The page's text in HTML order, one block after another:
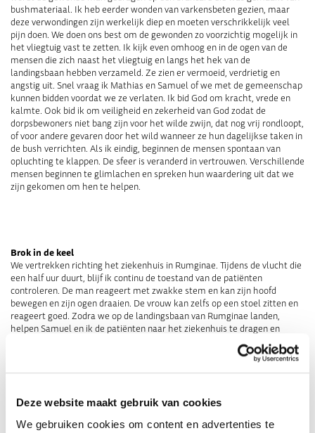
Deze website maakt gebruik van cookies
We gebruiken cookies om content en advertenties te
bushmateriaal. Ik heb eerder wonden van varkensbeten gezien, maar
deze verwondingen zijn werkelijk diep en moeten verschrikkelijk veel
pijn doen. We doen ons best om de gewonden zo voorzichtig mogelijk in
het vliegtuig vast te zetten. Ik kijk even omhoog en in de ogen van de
mensen die zich naast het vliegtuig en langs het hek van de
landingsbaan hebben verzameld. Ze zien er vermoeid, verdrietig en
angstig uit. Snel vraag ik Mathias en Samuel of we met de gemeenschap
kunnen bidden voordat we ze verlaten. Ik bid God om kracht, vrede en
kalmte. Ook bid ik om veiligheid en zekerheid van God zodat de
dorpsbewoners niet bang zijn voor het wilde zwijn, dat nog vrij rondloopt,
of voor andere gevaren door het wild wanneer ze hun dagelijkse taken in
de bush verrichten. Als ik eindig, beginnen de mensen spontaan van
opluchting te klappen. De sfeer is veranderd in vertrouwen. Verschillende
mensen beginnen te glimlachen en spreken hun waardering uit dat we
zijn gekomen om hen te helpen.
Brok in de keel
We vertrekken richting het ziekenhuis in Rumginae. Tijdens de vlucht die
een half uur duurt, blijf ik continu de toestand van de patiënten
controleren. De man reageert met zwakke stem en kan zijn hoofd
bewegen en zijn ogen draaien. De vrouw kan zelfs op een stoel zitten en
reageert goed. Zodra we op de landingsbaan van Rumginae landen,
helpen Samuel en ik de patiënten naar het ziekenhuis te dragen en
ondersteunen ze terwijl ze in bedden worden gelegd. Nu mogen we de
zorg aan het ziekenhuispersoneel overlaten. Als we ons omkeren om het
ziekenhuis te verlaten, hoor ik opeens de zwakke stem van de man die
hem en de vrouw hebben gedaan. Ik voel een brok in mijn keel…